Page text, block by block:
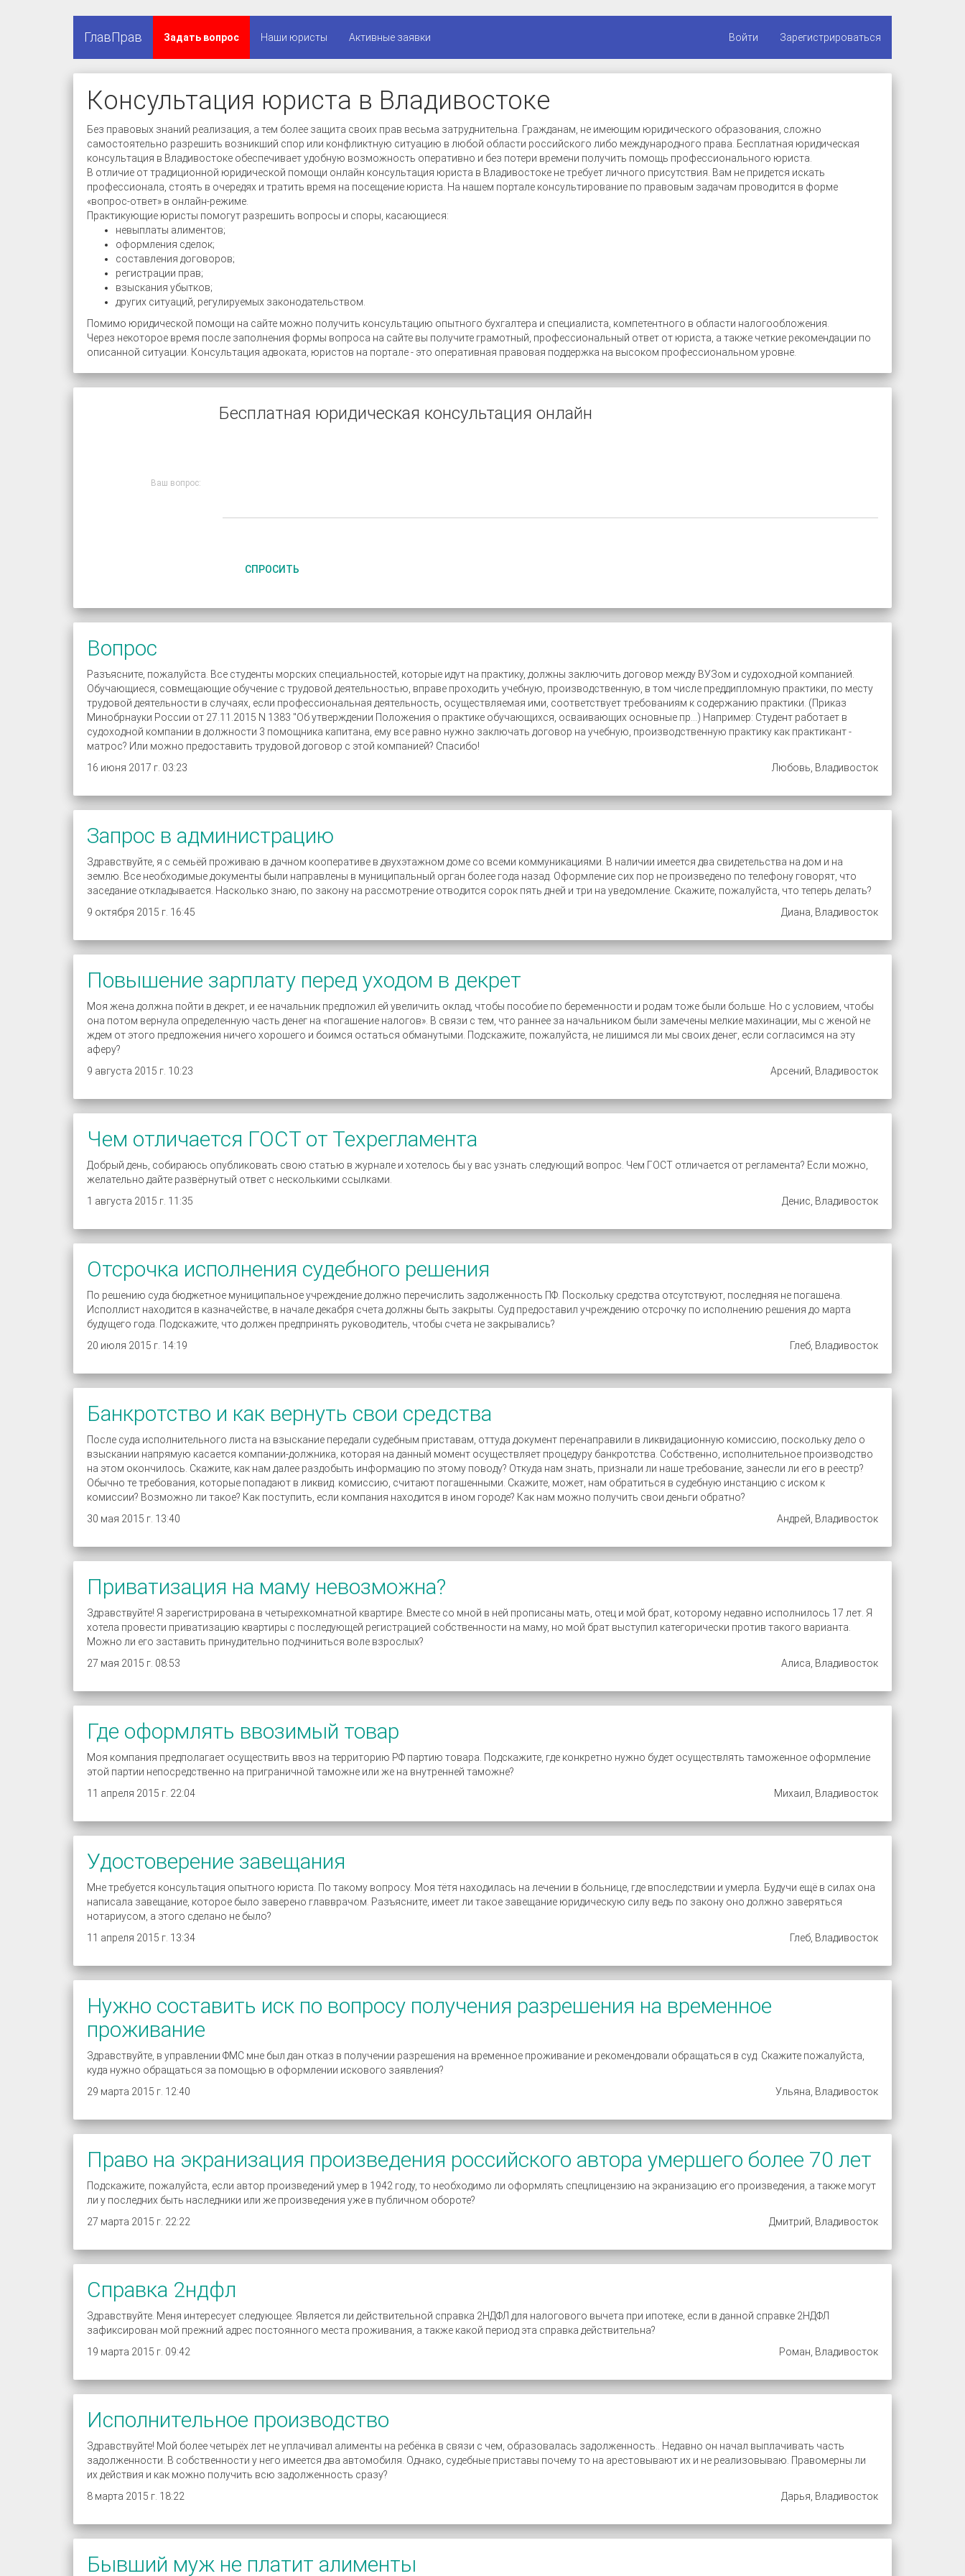
ГлавПрав Задать вопрос Наши юристы Активные заявки Войти Зарегистрироваться
Консультация юриста в Владивостоке
Без правовых знаний реализация, а тем более защита своих прав весьма затруднительна. Гражданам, не имеющим юридического образования, сложно
самостоятельно разрешить возникший спор или конфликтную ситуацию в любой области российского либо международного права. Бесплатная юридическая
консультация в Владивостоке обеспечивает удобную возможность оперативно и без потери времени получить помощь профессионального юриста.
В отличие от традиционной юридической помощи онлайн консультация юриста в Владивостоке не требует личного присутствия. Вам не придется искать
профессионала, стоять в очередях и тратить время на посещение юриста. На нашем портале консультирование по правовым задачам проводится в форме
«вопрос-ответ» в онлайн-режиме.
Практикующие юристы помогут разрешить вопросы и споры, касающиеся:
невыплаты алиментов;
оформления сделок;
составления договоров;
регистрации прав;
взыскания убытков;
других ситуаций, регулируемых законодательством.
Помимо юридической помощи на сайте можно получить консультацию опытного бухгалтера и специалиста, компетентного в области налогообложения.
Через некоторое время после заполнения формы вопроса на сайте вы получите грамотный, профессиональный ответ от юриста, а также четкие рекомендации по
описанной ситуации. Консультация адвоката, юристов на портале - это оперативная правовая поддержка на высоком профессиональном уровне.
Бесплатная юридическая консультация онлайн
Ваш вопрос:
СПРОСИТЬ
Вопрос
Разъясните, пожалуйста. Все студенты морских специальностей, которые идут на практику, должны заключить договор между ВУЗом и судоходной компанией.
Обучающиеся, совмещающие обучение с трудовой деятельностью, вправе проходить учебную, производственную, в том числе преддипломную практики, по месту
трудовой деятельности в случаях, если профессиональная деятельность, осуществляемая ими, соответствует требованиям к содержанию практики. (Приказ
Минобрнауки России от 27.11.2015 N 1383 "Об утверждении Положения о практике обучающихся, осваивающих основные пр...) Например: Студент работает в
судоходной компании в должности 3 помощника капитана, ему все равно нужно заключать договор на учебную, производственную практику как практикант -
матрос? Или можно предоставить трудовой договор с этой компанией? Спасибо!
16 июня 2017 г. 03:23
Любовь, Владивосток
Запрос в администрацию
Здравствуйте, я с семьёй проживаю в дачном кооперативе в двухэтажном доме со всеми коммуникациями. В наличии имеется два свидетельства на дом и на
землю. Все необходимые документы были направлены в муниципальный орган более года назад. Оформление сих пор не произведено по телефону говорят, что
заседание откладывается. Насколько знаю, по закону на рассмотрение отводится сорок пять дней и три на уведомление. Скажите, пожалуйста, что теперь делать?
9 октября 2015 г. 16:45
Диана, Владивосток
Повышение зарплату перед уходом в декрет
Моя жена должна пойти в декрет, и ее начальник предложил ей увеличить оклад, чтобы пособие по беременности и родам тоже были больше. Но с условием, чтобы
она потом вернула определенную часть денег на «погашение налогов». В связи с тем, что раннее за начальником были замечены мелкие махинации, мы с женой не
ждем от этого предложения ничего хорошего и боимся остаться обманутыми. Подскажите, пожалуйста, не лишимся ли мы своих денег, если согласимся на эту
аферу?
9 августа 2015 г. 10:23
Арсений, Владивосток
Чем отличается ГОСТ от Техрегламента
Добрый день, собираюсь опубликовать свою статью в журнале и хотелось бы у вас узнать следующий вопрос. Чем ГОСТ отличается от регламента? Если можно,
желательно дайте развёрнутый ответ с несколькими ссылками.
1 августа 2015 г. 11:35
Денис, Владивосток
Отсрочка исполнения судебного решения
По решению суда бюджетное муниципальное учреждение должно перечислить задолженность ПФ. Поскольку средства отсутствуют, последняя не погашена.
Исполлист находится в казначействе, в начале декабря счета должны быть закрыты. Суд предоставил учреждению отсрочку по исполнению решения до марта
будущего года. Подскажите, что должен предпринять руководитель, чтобы счета не закрывались?
20 июля 2015 г. 14:19
Глеб, Владивосток
Банкротство и как вернуть свои средства
После суда исполнительного листа на взыскание передали судебным приставам, оттуда документ перенаправили в ликвидационную комиссию, поскольку дело о
взыскании напрямую касается компании-должника, которая на данный момент осуществляет процедуру банкротства. Собственно, исполнительное производство
на этом окончилось. Скажите, как нам далее раздобыть информацию по этому поводу? Откуда нам знать, признали ли наше требование, занесли ли его в реестр?
Обычно те требования, которые попадают в ликвид. комиссию, считают погашенными. Скажите, может, нам обратиться в судебную инстанцию с иском к
комиссии? Возможно ли такое? Как поступить, если компания находится в ином городе? Как нам можно получить свои деньги обратно?
30 мая 2015 г. 13:40
Андрей, Владивосток
Приватизация на маму невозможна?
Здравствуйте! Я зарегистрирована в четырехкомнатной квартире. Вместе со мной в ней прописаны мать, отец и мой брат, которому недавно исполнилось 17 лет. Я
хотела провести приватизацию квартиры с последующей регистрацией собственности на маму, но мой брат выступил категорически против такого варианта.
Можно ли его заставить принудительно подчиниться воле взрослых?
27 мая 2015 г. 08:53
Алиса, Владивосток
Где оформлять ввозимый товар
Моя компания предполагает осуществить ввоз на территорию РФ партию товара. Подскажите, где конкретно нужно будет осуществлять таможенное оформление
этой партии непосредственно на приграничной таможне или же на внутренней таможне?
11 апреля 2015 г. 22:04
Михаил, Владивосток
Удостоверение завещания
Мне требуется консультация опытного юриста. По такому вопросу. Моя тётя находилась на лечении в больнице, где впоследствии и умерла. Будучи ещё в силах она
написала завещание, которое было заверено главврачом. Разъясните, имеет ли такое завещание юридическую силу ведь по закону оно должно заверяться
нотариусом, а этого сделано не было?
11 апреля 2015 г. 13:34
Глеб, Владивосток
Нужно составить иск по вопросу получения разрешения на временное
проживание
Здравствуйте, в управлении ФМС мне был дан отказ в получении разрешения на временное проживание и рекомендовали обращаться в суд. Скажите пожалуйста,
куда нужно обращаться за помощью в оформлении искового заявления?
29 марта 2015 г. 12:40
Ульяна, Владивосток
Право на экранизация произведения российского автора умершего более 70 лет
Подскажите, пожалуйста, если автор произведений умер в 1942 году, то необходимо ли оформлять спецлицензию на экранизацию его произведения, а также могут
ли у последних быть наследники или же произведения уже в публичном обороте?
27 марта 2015 г. 22:22
Дмитрий, Владивосток
Справка 2ндфл
Здравствуйте. Меня интересует следующее. Является ли действительной справка 2НДФЛ для налогового вычета при ипотеке, если в данной справке 2НДФЛ
зафиксирован мой прежний адрес постоянного места проживания, а также какой период эта справка действительна?
19 марта 2015 г. 09:42
Роман, Владивосток
Исполнительное производство
Здравствуйте! Мой более четырёх лет не уплачивал алименты на ребёнка в связи с чем, образовалась задолженность.. Недавно он начал выплачивать часть
задолженности. В собственности у него имеется два автомобиля. Однако, судебные приставы почему то на арестовывают их и не реализовываю. Правомерны ли
их действия и как можно получить всю задолженность сразу?
8 марта 2015 г. 18:22
Дарья, Владивосток
Бывший муж не платит алименты